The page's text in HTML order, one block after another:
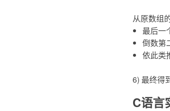
从原数组
最后一
倒数第
依此类
6) 最终得
C语言